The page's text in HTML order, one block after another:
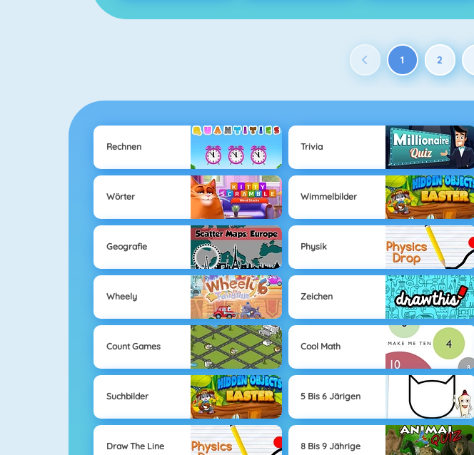
1 2
Rechnen Trivia
Wörter Wimmelbilder
Geografie Physik
Wheely Zeichen
Count Games Cool Math
Suchbilder 5 Bis 6 Järigen
Draw The Line 8 Bis 9 Jährige